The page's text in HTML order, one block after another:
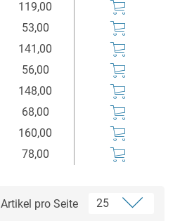
119,00
53,00
141,00
56,00
148,00
68,00
160,00
78,00
Artikel pro Seite